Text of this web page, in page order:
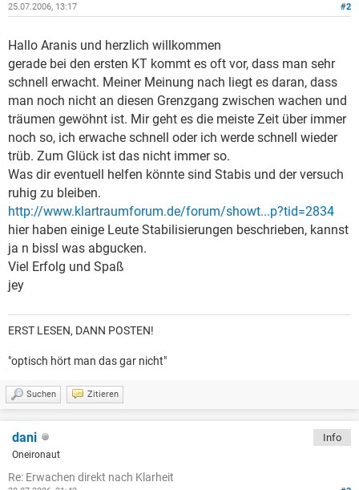
#2
25.07.2006, 13:17
Hallo Aranis und herzlich willkommen
gerade bei den ersten KT kommt es oft vor, dass man sehr
schnell erwacht. Meiner Meinung nach liegt es daran, dass
man noch nicht an diesen Grenzgang zwischen wachen und
träumen gewöhnt ist. Mir geht es die meiste Zeit über immer
noch so, ich erwache schnell oder ich werde schnell wieder
trüb. Zum Glück ist das nicht immer so.
Was dir eventuell helfen könnte sind Stabis und der versuch
ruhig zu bleiben.
http://www.klartraumforum.de/forum/showt...p?tid=2834
hier haben einige Leute Stabilisierungen beschrieben, kannst
ja n bissl was abgucken.
Viel Erfolg und Spaß
jey
ERST LESEN, DANN POSTEN!
"optisch hört man das gar nicht"
Suchen Zitieren
dani
Oneironaut
Info
Re: Erwachen direkt nach Klarheit